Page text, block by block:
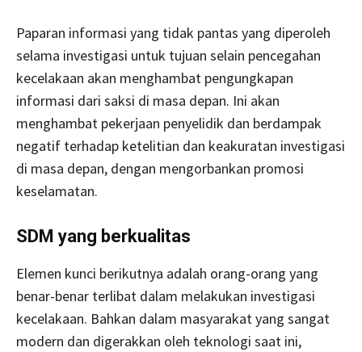
Paparan informasi yang tidak pantas yang diperoleh
selama investigasi untuk tujuan selain pencegahan
kecelakaan akan menghambat pengungkapan
informasi dari saksi di masa depan. Ini akan
menghambat pekerjaan penyelidik dan berdampak
negatif terhadap ketelitian dan keakuratan investigasi
di masa depan, dengan mengorbankan promosi
keselamatan.
SDM yang berkualitas
Elemen kunci berikutnya adalah orang-orang yang
benar-benar terlibat dalam melakukan investigasi
kecelakaan. Bahkan dalam masyarakat yang sangat
modern dan digerakkan oleh teknologi saat ini,